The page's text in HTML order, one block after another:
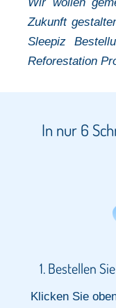
Zukunft
Sleepiz
Reforestation
In nur 6
1. Bestellen
Klicken Sie